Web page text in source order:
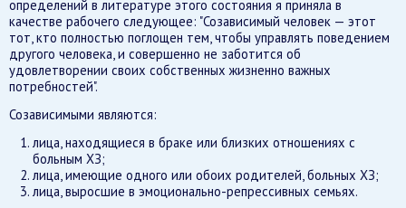
определений в литературе этого состояния я приняла в
качестве рабочего следующее: "Созависимый человек — этот
тот, кто полностью поглощен тем, чтобы управлять поведением
другого человека, и совершенно не заботится об
удовлетворении своих собственных жизненно важных
потребностей".
Созависимыми являются:
лица, находящиеся в браке или близких отношениях с
больным ХЗ;
лица, имеющие одного или обоих родителей, больных ХЗ;
лица, выросшие в эмоционально-репрессивных семьях.